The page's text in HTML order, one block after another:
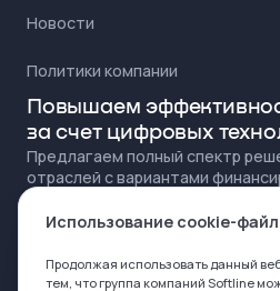
Использование cookie-
Продолжая использовать данный
тем, что группа компаний Softline
Новости
Политики компании
Повышаем
за счет цифровых
Предлагаем полный спектр
отраслей с вариантами
для любого бюджета